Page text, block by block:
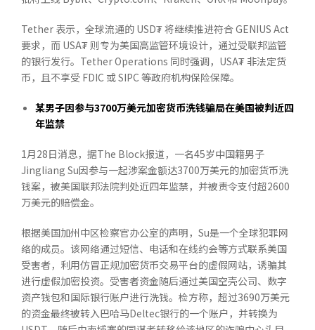
Tether 表示，全球流通的 USD₮ 将继续推进符合 GENIUS Act
要求，而 USA₮ 则专为美国高监管环境设计，通过受联邦监管
的银行发行。Tether Operations 同时强调，USA₮ 非法定货
币，且不享受 FDIC 或 SIPC 等政府机构保险保障。
某男子因参与3700万美元加密货币洗钱骗局在美国被判近四
年监禁
1月28日消息，据The Block报道，一名45岁中国籍男子
Jingliang Su因参与一起涉案金额达3700万美元的加密货币洗
钱案，被美国联邦法院判处近四年监禁，并被责令支付超2600
万美元的赔偿金。
根据美国加州中区检察官办公室的声明，Su是一个全球犯罪网
络的成员。该网络通过短信、电话和在线约会等方式联系美国
受害者，利用仿冒正规加密货币交易平台的虚假网站，诱骗其
进行虚假加密投资。受害者资金随后通过美国空壳公司、数字
资产钱包和国际银行账户进行洗钱。检方称，超过3690万美元
的资金最终被转入巴哈马Deltec银行的一个账户，并转换为